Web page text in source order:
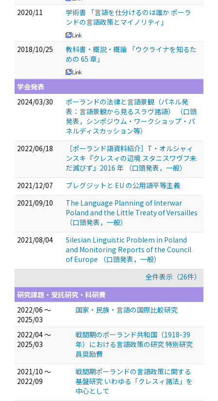
2020/11
学術書 「言語を仕分けるのは誰か ポーラ
ンドの言語政策とマイノリティ」
2018/10/25
教科書・概説・概論 「ウクライナを知るた
めの 65 章」
学会発表
2024/03/30
ポーランドの法律と言語景観（パネル発
表：言語景観から見るスラヴ諸語）
（口頭
発表，シンポジウム・ワークショップ・パ
ネルディスカッション等）
2022/06/18
［ポーランド語資料紹介］T・オルシャィ
ンスキ『クレスィの辺境 スタニスワヴフ未
だ滅びず』2016 年
（口頭発表，一般）
2021/12/07
ブレグジットと EU の公用語平等主義
2021/09/10
The Language Planning of Interwar
Poland and the Little Treaty of Versailles
（口頭発表，一般）
2021/08/04
Silesian Linguistic Problem in Poland
and Monitoring Reports of the Council
of Europe
（口頭発表，一般）
全件表示（26件）
研究課題・受託研究・科研費
2022/06 ～
2025/03
国家・民族・言語の国際比較研究
2022/04 ～
2025/03
戦間期のポーランド共和国（1918-39
年）における言語政策の研究 特別研究
員奨励費
2021/10 ～
2022/09
戦間期ポーランドの言語政策に関する
基盤研究 いわゆる「クレスィ諸法」を
中心として